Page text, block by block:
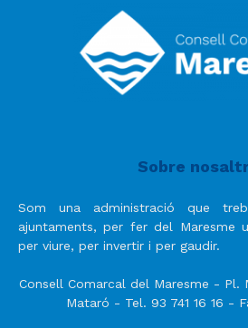
Sobre
Som una administració que
ajuntaments, per fer del Maresme
per viure, per invertir i per gaudir.
Consell Comarcal del Maresme - Pl.
Mataró - Tel. 93 741 16 16 -